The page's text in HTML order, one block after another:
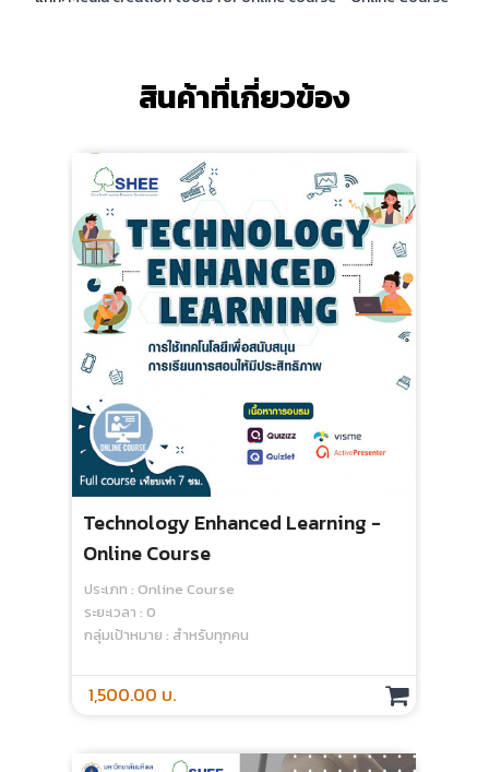
สินค้าที่เกี่ยวข้อง
Technology Enhanced Learning -
Online Course
ประเภท : Online Course
ระยะเวลา : 0
กลุ่มเป้าหมาย : สำหรับทุกคน
1,500.00 บ.